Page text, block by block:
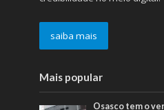
saiba mais
Mais popular
Osasco tem o